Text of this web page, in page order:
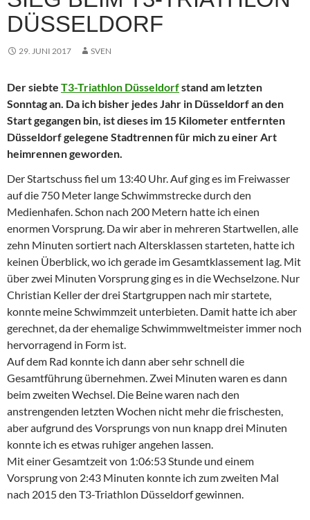
DÜSSELDORF
29. JUNI 2017 SVEN
Der siebte T3-Triathlon Düsseldorfstand am letzten
Sonntag an. Da ich bisher jedes Jahr in Düsseldorf an den
Start gegangen bin, ist dieses im 15 Kilometer entfernten
Düsseldorf gelegene Stadtrennen für mich zu einer Art
heimrennen geworden.
Der Startschuss fiel um 13:40 Uhr. Auf ging es im Freiwasser
auf die 750 Meter lange Schwimmstrecke durch den
Medienhafen. Schon nach 200 Metern hatte ich einen
enormen Vorsprung. Da wir aber in mehreren Startwellen, alle
zehn Minuten sortiert nach Altersklassen starteten, hatte ich
keinen Überblick, wo ich gerade im Gesamtklassement lag. Mit
über zwei Minuten Vorsprung ging es in die Wechselzone. Nur
Christian Keller der drei Startgruppen nach mir startete,
konnte meine Schwimmzeit unterbieten. Damit hatte ich aber
gerechnet, da der ehemalige Schwimmweltmeister immer noch
hervorragend in Form ist.
Auf dem Rad konnte ich dann aber sehr schnell die
Gesamtführung übernehmen. Zwei Minuten waren es dann
beim zweiten Wechsel. Die Beine waren nach den
anstrengenden letzten Wochen nicht mehr die frischesten,
aber aufgrund des Vorsprungs von nun knapp drei Minuten
konnte ich es etwas ruhiger angehen lassen.
Mit einer Gesamtzeit von 1:06:53 Stunde und einem
Vorsprung von 2:43 Minuten konnte ich zum zweiten Mal
nach 2015 den T3-Triathlon Düsseldorf gewinnen.